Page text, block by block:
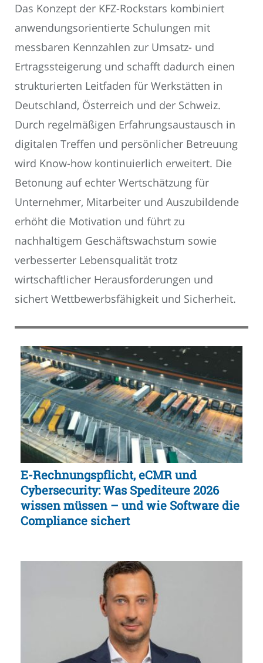
Das Konzept der KFZ-Rockstars kombiniert
anwendungsorientierte Schulungen mit
messbaren Kennzahlen zur Umsatz- und
Ertragssteigerung und schafft dadurch einen
strukturierten Leitfaden für Werkstätten in
Deutschland, Österreich und der Schweiz.
Durch regelmäßigen Erfahrungsaustausch in
digitalen Treffen und persönlicher Betreuung
wird Know-how kontinuierlich erweitert. Die
Betonung auf echter Wertschätzung für
Unternehmer, Mitarbeiter und Auszubildende
erhöht die Motivation und führt zu
nachhaltigem Geschäftswachstum sowie
verbesserter Lebensqualität trotz
wirtschaftlicher Herausforderungen und
sichert Wettbewerbsfähigkeit und Sicherheit.
E-Rechnungspflicht, eCMR und
Cybersecurity: Was Spediteure 2026
wissen müssen – und wie Software die
Compliance sichert